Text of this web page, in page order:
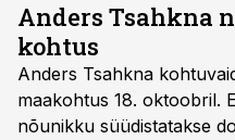
Anders Tsahkna
kohtus
Anders Tsahkna
maakohtus 18. oktoobril.
nõunikku süüdistatakse